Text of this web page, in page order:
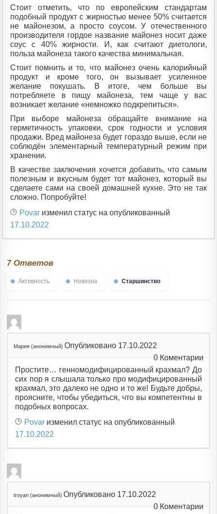
Стоит отметить, что по европейским стандартам
подобный продукт с жирностью менее 50% считается
не майонезом, а просто соусом. У отечественного
производителя гордое название майонез носит даже
соус с 40% жирности. И, как считают диетологи,
польза майонеза такого качества минимальная.
Стоит помнить и то, что майонез очень калорийный
продукт и кроме того, он вызывает усиленное
желание покушать. В итоге, чем больше вы
потребляете в пищу майонеза, тем чаще у вас
возникает желание «немножко подкрепиться».
При выборе майонеза обращайте внимание на
герметичность упаковки, срок годности и условия
продажи. Вред майонеза будет гораздо выше, если не
соблюдён элементарный температурный режим при
хранении.
В качестве заключения хочется добавить, что самым
полезным и вкусным будет тот майонез, который вы
сделаете сами на своей домашней кухне. Это не так
сложно. Попробуйте!
Povar изменил статус на опубликованный
17.10.2022
7Ответов
Активность Новизна Старшинство
Мария (анонимный) Опубликовано 17.10.2022
0Коментарии
Простите… генномодифицированный крахмал? До
сих пор я слышала только про модифицированный
крахмал, это далеко не одно и то же! Будьте добры,
проясните, чтобы убедиться, что вы компетентны в
подобных вопросах.
Povar изменил статус на опубликованный
17.10.2022
troyan (анонимный) Опубликовано 17.10.2022
0Коментарии